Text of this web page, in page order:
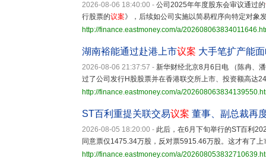
2026-08-06 18:40:00 - 公司2025年年度股东会审议通过的
行股票的议案》，后续如公司实施以简易程序向特定对象
http://finance.eastmoney.com/a/
湖南裕能通过赴港上市议案 大手笔扩产能
2026-08-06 21:37:57 - 新华财经北京8月6日电 （陈冉、
过了公司发行H股股票并在香港联交所上市、投资额高达
http://finance.eastmoney.com/a/
ST百利重提关联交易议案 董事、副总裁再
2026-08-05 18:20:00 - 此后，在6月下旬举行的ST百利
同意票仅1475.34万股，反对票5915.46万股。这才有了上
http://finance.eastmoney.com/a/